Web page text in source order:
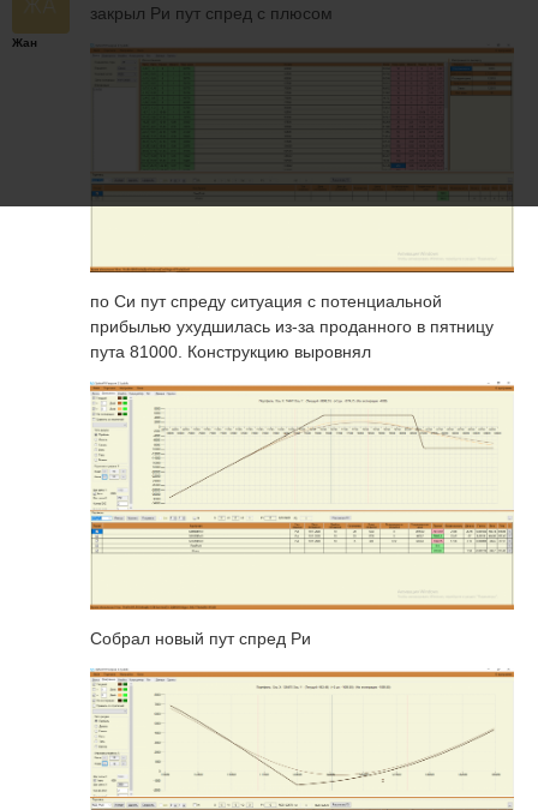
Жан
закрыл Ри пут спред с плюсом
по Си пут спреду ситуация с потенциальной
прибылью ухудшилась из-за проданного в пятницу
пута 81000. Конструкцию выровнял
Собрал новый пут спред Ри